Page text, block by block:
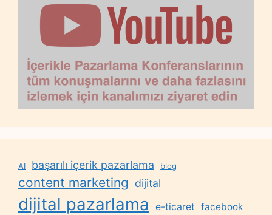
AI başarılı içerik pazarlama blog
content marketing dijital
dijital pazarlama e-ticaret facebook